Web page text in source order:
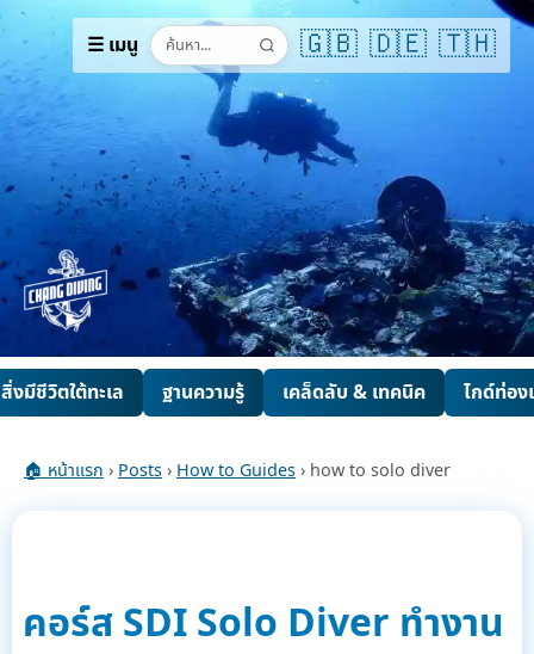
☰ เมนู 🇬🇧 🇩🇪 🇹🇭
สิ่งมีชีวิตใต้ทะเล ฐานความรู้ เคล็ดลับ & เทคนิค ไกด์ท่อง
🏠 หน้าแรก › Posts› How to Guides› how to solo diver
คอร์ส SDI Solo Diver ทำงาน